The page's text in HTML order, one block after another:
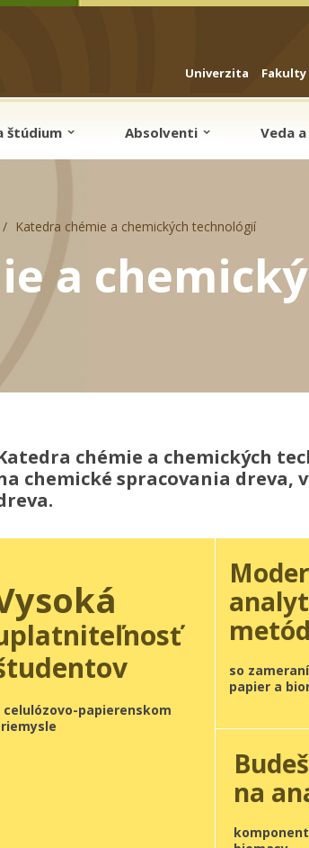
Univerzita Fakulty
štúdium Absolventi Veda
Katedra chémie a chemických technológií
a
chémie a chemických
chemické spracovania dreva,
celulózovo-papierenskom
so
papier a
na